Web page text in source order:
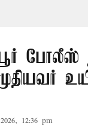
போலீஸ்
12:36 pm